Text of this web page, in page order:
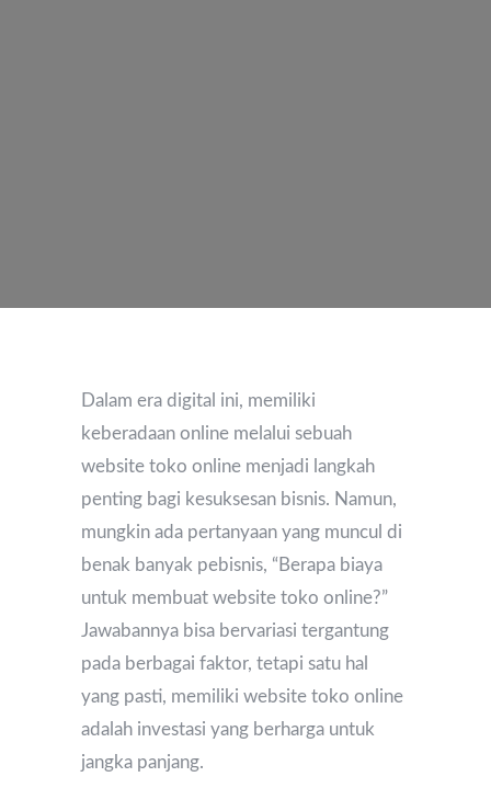
Dalam era digital ini, memiliki
keberadaan online melalui sebuah
website toko online menjadi langkah
penting bagi kesuksesan bisnis. Namun,
mungkin ada pertanyaan yang muncul di
benak banyak pebisnis, “Berapa biaya
untuk membuat website toko online?”
Jawabannya bisa bervariasi tergantung
pada berbagai faktor, tetapi satu hal
yang pasti, memiliki website toko online
adalah investasi yang berharga untuk
jangka panjang.